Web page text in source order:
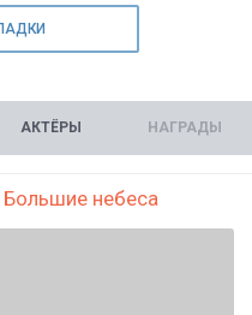
АКТЁРЫ НАГРАДЫ
Большие небеса